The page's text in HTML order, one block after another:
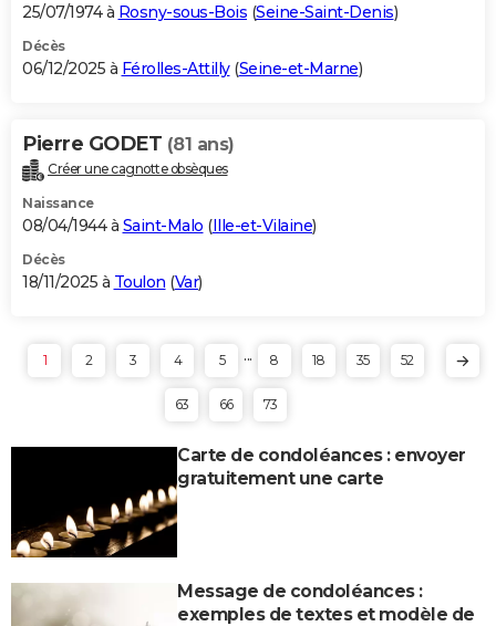
25/07/1974 à Rosny-sous-Bois (Seine-Saint-Denis)
Décès
06/12/2025 à Férolles-Attilly(Seine-et-Marne)
Pierre GODET (81 ans)
Créer une cagnotte obsèques
Naissance
08/04/1944 à Saint-Malo (Ille-et-Vilaine)
Décès
18/11/2025 à Toulon (Var)
1 2 3 4 5 ... 8 18 35 52
63 66 73
Carte de condoléances : envoyer
gratuitement une carte
Message de condoléances :
exemples de textes et modèle de